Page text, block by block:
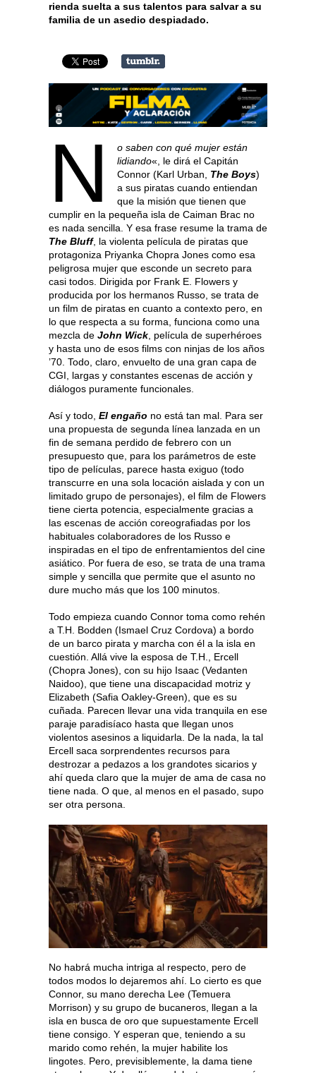
rienda suelta a sus talentos para salvar a su
familia de un asedio despiadado.
N
o saben con qué mujer están
lidiando«, le dirá el Capitán
Connor (Karl Urban, The Boys)
a sus piratas cuando entiendan
que la misión que tienen que
cumplir en la pequeña isla de Caiman Brac no
es nada sencilla. Y esa frase resume la trama de
The Bluff, la violenta película de piratas que
protagoniza Priyanka Chopra Jones como esa
peligrosa mujer que esconde un secreto para
casi todos. Dirigida por Frank E. Flowers y
producida por los hermanos Russo, se trata de
un film de piratas en cuanto a contexto pero, en
lo que respecta a su forma, funciona como una
mezcla de John Wick, película de superhéroes
y hasta uno de esos films con ninjas de los años
’70. Todo, claro, envuelto de una gran capa de
CGI, largas y constantes escenas de acción y
diálogos puramente funcionales.
Así y todo, El engaño no está tan mal. Para ser
una propuesta de segunda línea lanzada en un
fin de semana perdido de febrero con un
presupuesto que, para los parámetros de este
tipo de películas, parece hasta exiguo (todo
transcurre en una sola locación aislada y con un
limitado grupo de personajes), el film de Flowers
tiene cierta potencia, especialmente gracias a
las escenas de acción coreografiadas por los
habituales colaboradores de los Russo e
inspiradas en el tipo de enfrentamientos del cine
asiático. Por fuera de eso, se trata de una trama
simple y sencilla que permite que el asunto no
dure mucho más que los 100 minutos.
Todo empieza cuando Connor toma como rehén
a T.H. Bodden (Ismael Cruz Cordova) a bordo
de un barco pirata y marcha con él a la isla en
cuestión. Allá vive la esposa de T.H., Ercell
(Chopra Jones), con su hijo Isaac (Vedanten
Naidoo), que tiene una discapacidad motriz y
Elizabeth (Safia Oakley-Green), que es su
cuñada. Parecen llevar una vida tranquila en ese
paraje paradisíaco hasta que llegan unos
violentos asesinos a liquidarla. De la nada, la tal
Ercell saca sorprendentes recursos para
destrozar a pedazos a los grandotes sicarios y
ahí queda claro que la mujer de ama de casa no
tiene nada. O que, al menos en el pasado, supo
ser otra persona.
No habrá mucha intriga al respecto, pero de
todos modos lo dejaremos ahí. Lo cierto es que
Connor, su mano derecha Lee (Temuera
Morrison) y su grupo de bucaneros, llegan a la
isla en busca de oro que supuestamente Ercell
tiene consigo. Y esperan que, teniendo a su
marido como rehén, la mujer habilite los
lingotes. Pero, previsiblemente, la dama tiene